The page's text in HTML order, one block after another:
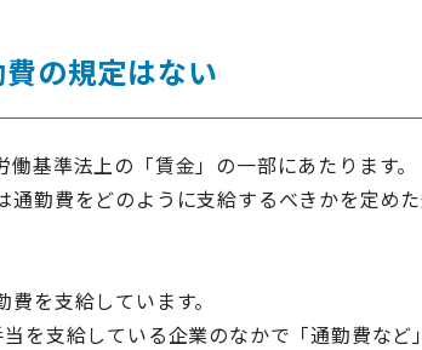
の規定はない
基準法上の「賃金」の一部にあたります。
勤費をどのように支給するべきかを定め
を支給しています。
を支給している企業のなかで「通勤費など